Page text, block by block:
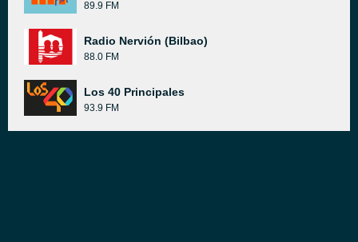
89.9 FM
Radio Nervión (Bilbao)
88.0 FM
Los 40 Principales
93.9 FM